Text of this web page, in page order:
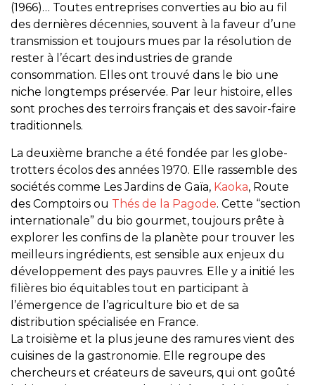
(1966)… Toutes entreprises converties au bio au fil
des dernières décennies, souvent à la faveur d’une
transmission et toujours mues par la résolution de
rester à l’écart des industries de grande
consommation. Elles ont trouvé dans le bio une
niche longtemps préservée. Par leur histoire, elles
sont proches des terroirs français et des savoir-faire
traditionnels.
La deuxième branche a été fondée par les globe-
trotters écolos des années 1970. Elle rassemble des
sociétés comme Les Jardins de Gaïa, Kaoka, Route
des Comptoirs ou Thés de la Pagode. Cette “section
internationale” du bio gourmet, toujours prête à
explorer les confins de la planète pour trouver les
meilleurs ingrédients, est sensible aux enjeux du
développement des pays pauvres. Elle y a initié les
filières bio équitables tout en participant à
l’émergence de l’agriculture bio et de sa
distribution spécialisée en France.
La troisième et la plus jeune des ramures vient des
cuisines de la gastronomie. Elle regroupe des
chercheurs et créateurs de saveurs, qui ont goûté